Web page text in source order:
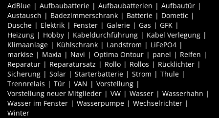
AdBlue Aufbaubatterie Aufbaubatterien
Aufbautür
Austausch
Badezimmerschrank Batterie
Dometic
Dusche
Elektrik Fenster Galerie Gas
GFK
Heizung
Hobby Kabeldurchführung
Kabel Verlegung
Klimaanlage
Kühlschrank Landstrom
LiFePO4
markise
Maxia Navi Optima Ontour panel
Reifen
Reparatur
Reparatursatz Rollo Rollos
Rücklichter
Sicherung
Solar Starterbatterie Strom
Thule
Trennrelais
Tür VAN
Vorstellung
Vorstellung neuer Mitglieder
VW Wasser
Wasserhahn
Wasser im Fenster
Wasserpumpe
Wechselrichter
Winter